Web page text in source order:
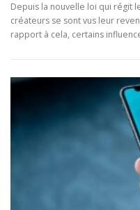
Depuis la nouvelle loi qui régit
créateurs se sont vus leur
rapport à cela, certains